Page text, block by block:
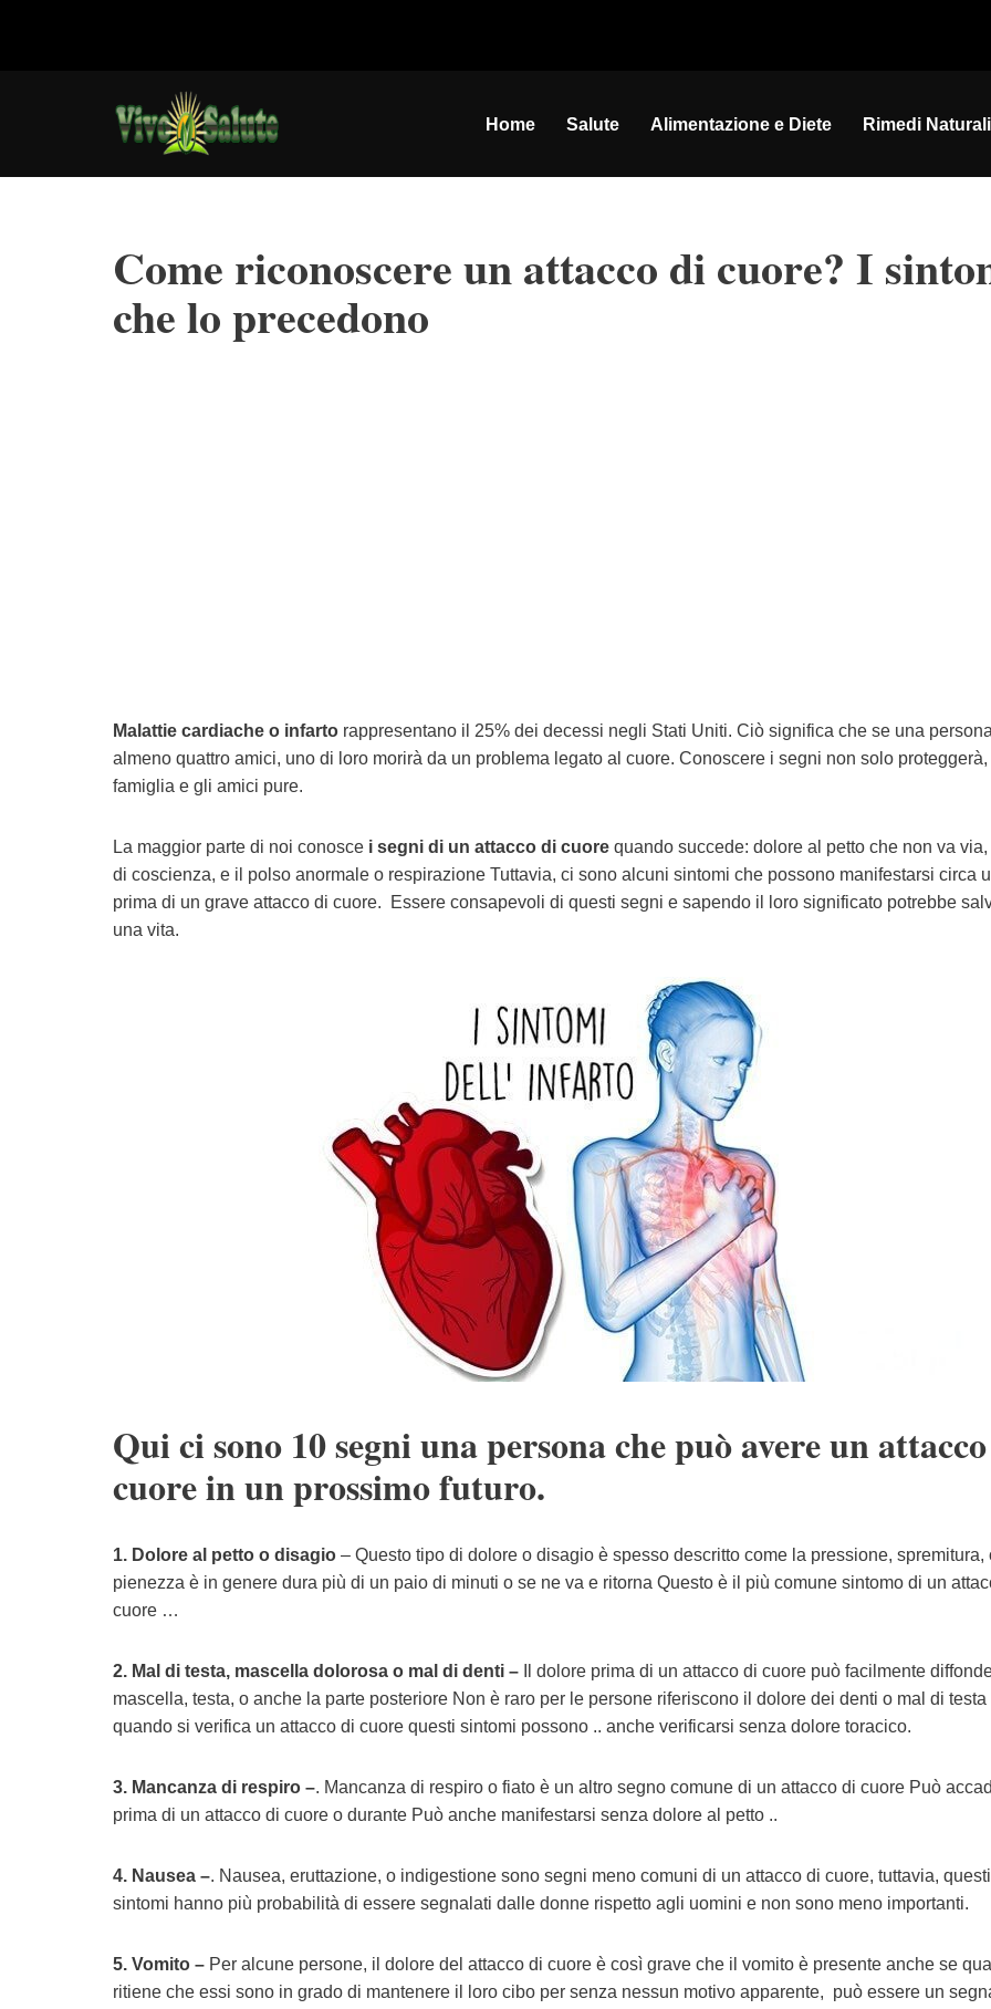
Home Salute Alimentazione e Diete Rimedi Naturali
Come riconoscere un attacco di cuore? I
che lo precedono
Malattie cardiache o infarto rappresentano il 25% dei decessi negli Stati Uniti. Ciò significa che se una
almeno quattro amici, uno di loro morirà da un problema legato al cuore. Conoscere i segni non solo
famiglia e gli amici pure.
La maggior parte di noi conosce i segni di un attacco di cuore quando succede: dolore al petto che non va
di coscienza, e il polso anormale o respirazione Tuttavia, ci sono alcuni sintomi che possono manifestarsi circa
prima di un grave attacco di cuore. Essere consapevoli di questi segni e sapendo il loro significato potrebbe
una vita.
Qui ci sono 10 segni una persona che può avere un
cuore in un prossimo futuro.
1. Dolore al petto o disagio – Questo tipo di dolore o disagio è spesso descritto come la pressione, spremitura,
pienezza è in genere dura più di un paio di minuti o se ne va e ritorna Questo è il più comune sintomo di un
cuore …
2. Mal di testa, mascella dolorosa o mal di denti – Il dolore prima di un attacco di cuore può facilmente
mascella, testa, o anche la parte posteriore Non è raro per le persone riferiscono il dolore dei denti o mal di testa
quando si verifica un attacco di cuore questi sintomi possono .. anche verificarsi senza dolore toracico.
3. Mancanza di respiro –. Mancanza di respiro o fiato è un altro segno comune di un attacco di cuore Può
prima di un attacco di cuore o durante Può anche manifestarsi senza dolore al petto ..
4. Nausea –. Nausea, eruttazione, o indigestione sono segni meno comuni di un attacco di cuore, tuttavia, questi
sintomi hanno più probabilità di essere segnalati dalle donne rispetto agli uomini e non sono meno importanti.
5. Vomito – Per alcune persone, il dolore del attacco di cuore è così grave che il vomito è presente anche se
ritiene che essi sono in grado di mantenere il loro cibo per senza nessun motivo apparente, può essere un